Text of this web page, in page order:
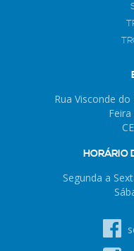
Rua Visconde
HORÁRIO
Segunda a